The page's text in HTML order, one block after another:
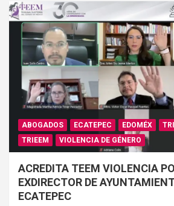
ABOGADOS ECATEPEC EDOMÉX
TRIEEM
VIOLENCIA DE GÉNERO
ACREDITA TEEM VIOLENCIA
EXDIRECTOR DE
ECATEPEC